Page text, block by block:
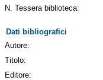
N. Tessera biblioteca:
Dati bibliografici
Autore:
Titolo:
Editore: